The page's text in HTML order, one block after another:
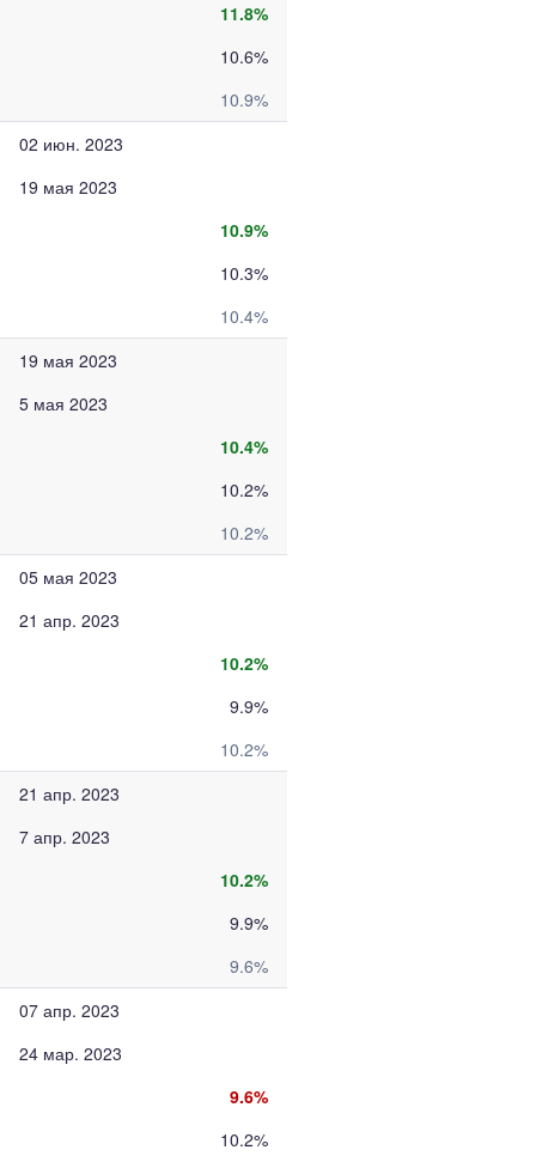
11.8%
10.6%
10.9%
02 июн. 2023
19 мая 2023
10.9%
10.3%
10.4%
19 мая 2023
5 мая 2023
10.4%
10.2%
10.2%
05 мая 2023
21 апр. 2023
10.2%
9.9%
10.2%
21 апр. 2023
7 апр. 2023
10.2%
9.9%
9.6%
07 апр. 2023
24 мар. 2023
9.6%
10.2%